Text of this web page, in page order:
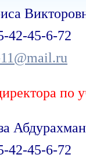
42-45-6-72
по
42-45-6-72